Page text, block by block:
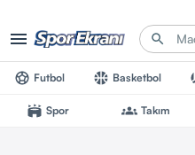
Futbol Basketbol
Spor Takım